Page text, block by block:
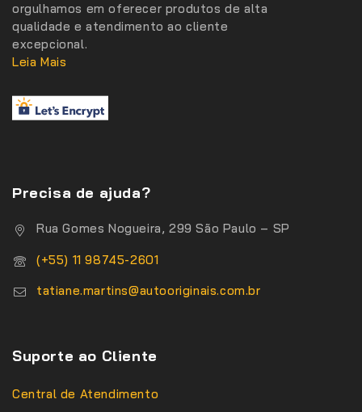
orgulhamos em oferecer produtos de alta
qualidade e atendimento ao cliente
excepcional.
Leia Mais
Precisa de ajuda?
Rua Gomes Nogueira, 299 São Paulo – SP
(+55) 11 98745-2601
tatiane.martins@autooriginais.com.br
Suporte ao Cliente
Central de Atendimento